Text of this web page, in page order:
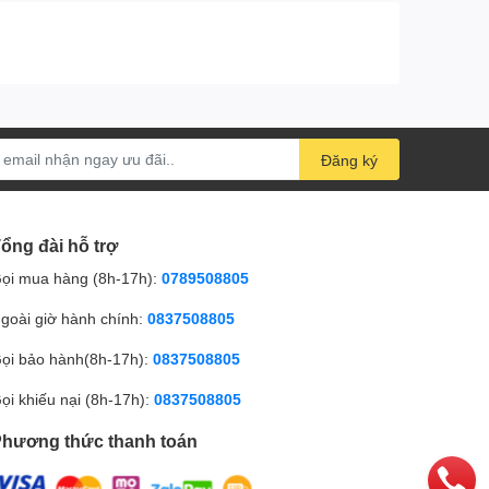
Đăng ký
đài hỗ trợ
mua hàng (8h-17h): 0789508805
giờ hành chính: 0837508805
bảo hành(8h-17h): 0837508805
khiếu nại (8h-17h): 0837508805
thức thanh toán